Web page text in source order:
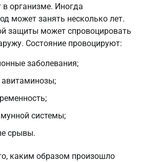
в организме. Иногда
может занять несколько лет.
защиты может спровоцировать
Состояние провоцируют:
заболевания;
авитаминозы;
системы;
срывы.
каким образом произошло